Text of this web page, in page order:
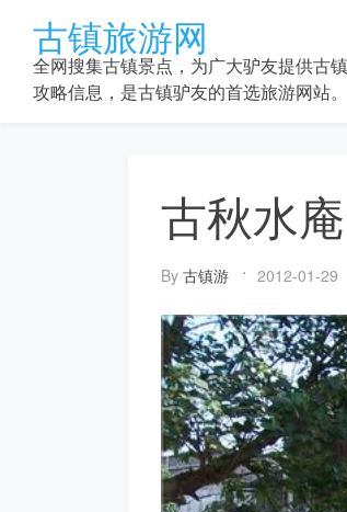
content
古镇旅游网
全网搜集古镇景点，为广大驴友提供古
攻略信息，是古镇驴友的首选旅游网站。
古秋水庵
By 古镇游 2012-01-29